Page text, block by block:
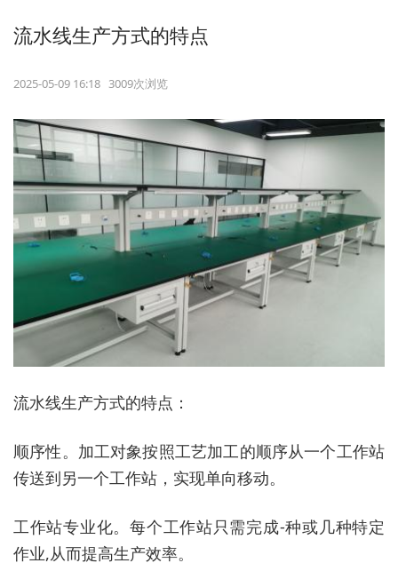
流水线生产方式的特点
2025-05-09 16:18 3009次浏览
流水线生产方式的特点：
顺序性。加工对象按照工艺加工的顺序从一个工作站
传送到另一个工作站，实现单向移动。
工作站专业化。每个工作站只需完成-种或几种特定
作业,从而提高生产效率。